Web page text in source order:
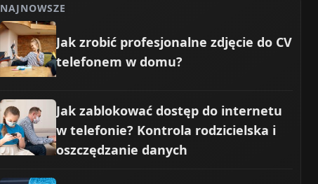
NAJNOWSZE
Jak zrobić profesjonalne zdjęcie do CV
telefonem w domu?
Jak zablokować dostęp do internetu
w telefonie? Kontrola rodzicielska i
oszczędzanie danych